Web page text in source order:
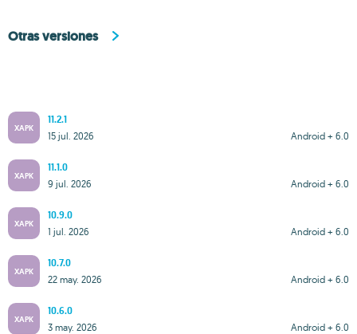
Otras versiones
XAPK
11.2.1
Android + 6.0
15 jul. 2026
XAPK
11.1.0
Android + 6.0
9 jul. 2026
XAPK
10.9.0
Android + 6.0
1 jul. 2026
XAPK
10.7.0
Android + 6.0
22 may. 2026
XAPK
10.6.0
Android + 6.0
3 may. 2026